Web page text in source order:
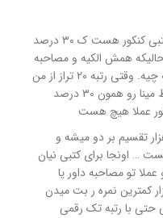
عملا تو دفترچه میگن ۵۰ درصد کتبی کنکور هست ک ۳۰ درصد
در حالیکه همش الکیه و مصاحبه
همون ۳۰ درصد تعیین کننده همه چیه. وقتی رتبه ۲۰ تراز از من
که رتبه ۶ بودم پایین تر بود و فقط مینا رو همون ۳۰ درصد
عملا هیچ هست
تراز رو هرچند بگیری از ۱۰ هزار تقسیم بر دو میشه و
هم + پژوهش از ۵۰۰۰ هست … اونجا برای کتبی نیان
تو مصاحبه داور یا
ازت خوششون نیاد از ۵ هزار کمترین نمره ر بت میدن
حتی با رتبه تک رقمی